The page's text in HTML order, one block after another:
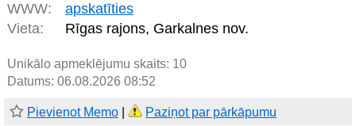
WWW:
apskatīties
Vieta:
Rīgas rajons, Garkalnes nov.
Unikālo apmeklējumu skaits: 10
Datums: 06.08.2026 08:52
Pievienot Memo Paziņot par pārkāpumu